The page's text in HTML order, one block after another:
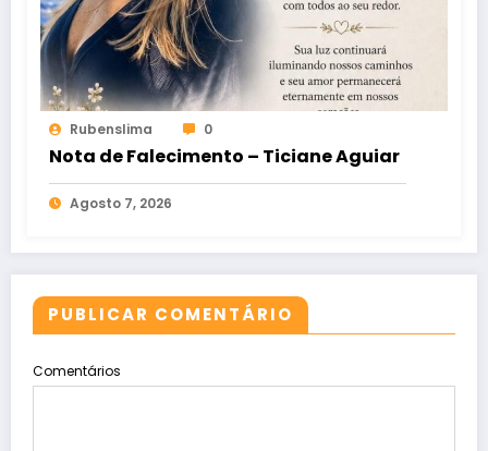
Rubenslima 0
Nota de Falecimento – Ticiane Aguiar
Agosto 7, 2026
PUBLICAR COMENTÁRIO
Comentários